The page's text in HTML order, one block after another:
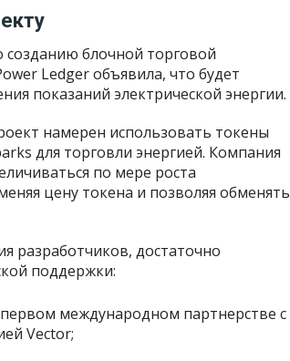
созданию блочной торговой
Ledger объявила, что будет
показаний электрической энергии.
намерен использовать токены
для торговли энергией. Компания
по мере роста
цену токена и позволяя обменять
разработчиков, достаточно
поддержки:
международном партнерстве с
Vector;